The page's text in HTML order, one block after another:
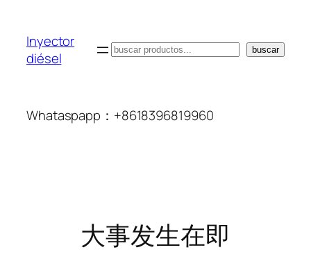
Inyector
diésel
搜
buscar
Whataspapp：+8618396819960
大事发生在即